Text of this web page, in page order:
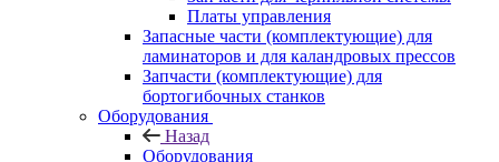
Платы управления
Запасные части (комплектующие) для
ламинаторов и для каландровых прессов
Запчасти (комплектующие) для
бортогибочных станков
Оборудования
Назад
Оборудования